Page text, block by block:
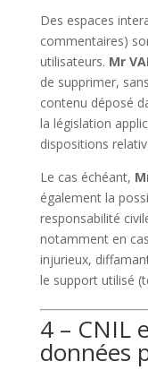
Des espaces
commentaires)
utilisateurs. Mr
de supprimer,
contenu déposé
la législation
dispositions
Le cas échéant,
également la
responsabilité
notamment en
injurieux,
le support utilisé
4 – CNIL
données